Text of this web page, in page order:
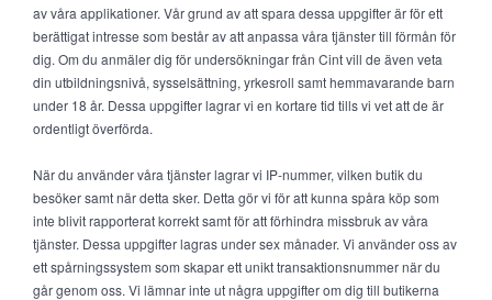
av våra applikationer. Vår grund av att spara dessa uppgifter är för ett
berättigat intresse som består av att anpassa våra tjänster till förmån för
dig. Om du anmäler dig för undersökningar från Cint vill de även veta
din utbildningsnivå, sysselsättning, yrkesroll samt hemmavarande barn
under 18 år. Dessa uppgifter lagrar vi en kortare tid tills vi vet att de är
ordentligt överförda.
När du använder våra tjänster lagrar vi IP-nummer, vilken butik du
besöker samt när detta sker. Detta gör vi för att kunna spåra köp som
inte blivit rapporterat korrekt samt för att förhindra missbruk av våra
tjänster. Dessa uppgifter lagras under sex månader. Vi använder oss av
ett spårningssystem som skapar ett unikt transaktionsnummer när du
går genom oss. Vi lämnar inte ut några uppgifter om dig till butikerna